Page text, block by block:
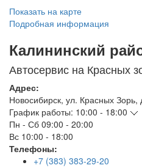
Показать на карте
Подробная информация
Калининский
Автосервис на Красных
Адрес:
Новосибирск, ул. Красных Зорь,
График работы: 10:00 - 18:00
Пн - Сб 09:00 - 20:00
Вс 10:00 - 18:00
Телефоны:
+7 (383) 383-29-20